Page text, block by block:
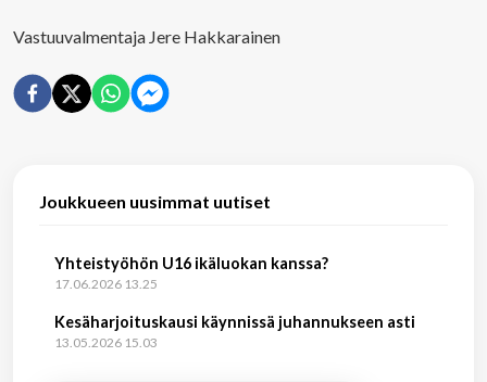
Vastuuvalmentaja Jere Hakkarainen
Joukkueen uusimmat uutiset
Yhteistyöhön U16 ikäluokan kanssa?
17.06.2026 13.25
Kesäharjoituskausi käynnissä juhannukseen asti
13.05.2026 15.03